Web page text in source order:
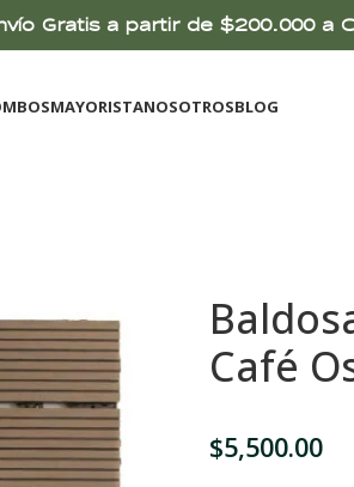
Gratis a partir de $200.000 a
MAYORISTANOSOTROSBLOG
Café
$5,500.00